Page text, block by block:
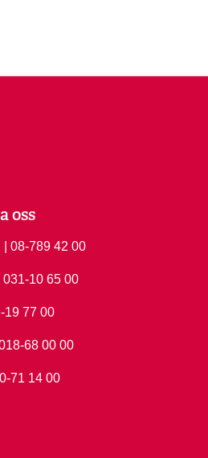
oss
Ring Stockholm på
| 08-789 42 00
Ring Göteborg på
| 031-10 65 00
Lund på
19 77 00
Uppsala på
018-68 00 00
Umeå på
71 14 00